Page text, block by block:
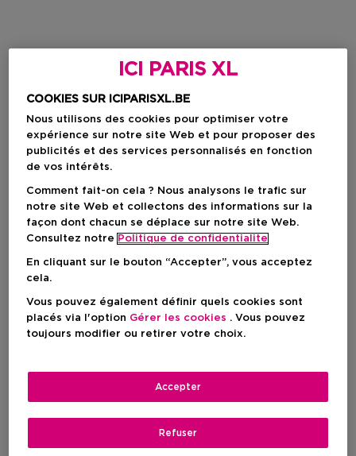
ICI PARIS XL
COOKIES SUR ICIPARISXL.BE
Nous utilisons des cookies pour optimiser votre
expérience sur notre site Web et pour proposer des
publicités et des services personnalisés en fonction
de vos intérêts.
Comment fait-on cela ? Nous analysons le trafic sur
notre site Web et collectons des informations sur la
façon dont chacun se déplace sur notre site Web.
Consultez notre Politique de confidentialite
En cliquant sur le bouton “Accepter”, vous acceptez
cela.
Vous pouvez également définir quels cookies sont
placés via l'option Gérer les cookies . Vous pouvez
toujours modifier ou retirer votre choix.
Refuser
Accepter